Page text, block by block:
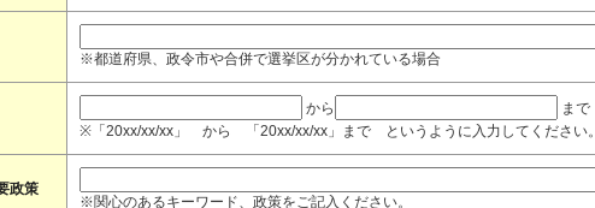
※都道府県、政令市や合併で選挙区が分かれている場合
から
まで
※「20xx/xx/xx」 から 「20xx/xx/xx」まで というように入力してください。
政策
※関心のあるキーワード、政策をご記入ください。